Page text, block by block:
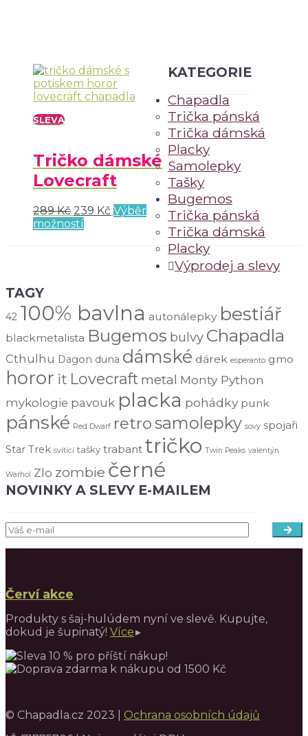
SLEVA
Tričko dámské
Lovecraft
289Kč 239 Kč Výběr
možností
KATEGORIE
Chapadla
Trička pánská
Trička dámská
Placky
Samolepky
Tašky
Bugemos
Trička pánská
Trička dámská
Placky
Výprodej a slevy
TAGY
42 100% bavlna autonálepky bestiář
blackmetalista Bugemos bulvy Chapadla
Cthulhu Dagon duna dámské dárek esperanto gmo
horor it Lovecraft metal Monty Python
mykologie pavouk placka pohádky punk
pánské Red Dwarf retrosamolepky sovy spojaři
Star Trek svítící tašky trabant tričko Twin Peaks valentýn
Warhol Zlo zombie černé
NOVINKY A SLEVY E-MAILEM
Červí akce
Produkty s šaj-hulúdem nyní ve slevě. Kupujte,
dokud je šupinatý! Více
© Chapadla.cz 2023 | Ochrana osobních údajů